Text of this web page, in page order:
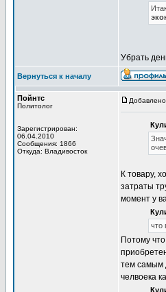
Убрать
Вернуться к началу
Пойнтс
Политолог
Зарегистрирован:
06.04.2010
Сообщения: 1866
Откуда: Владивосток
К товару,
затраты
момент у
что
Потому что
тем самым
челвоека